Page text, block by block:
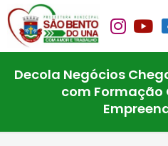
Decola Negócios
com